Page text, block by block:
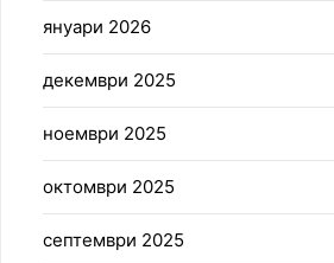
януари 2026
декември 2025
ноември 2025
октомври 2025
септември 2025